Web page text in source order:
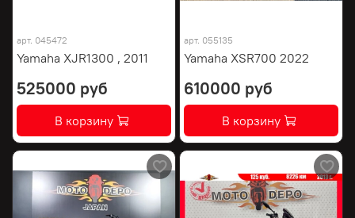
арт. 045472
Yamaha XJR1300 , 2011
525000 руб
В корзину
арт. 055135
Yamaha XSR700 2022
610000 руб
В корзину